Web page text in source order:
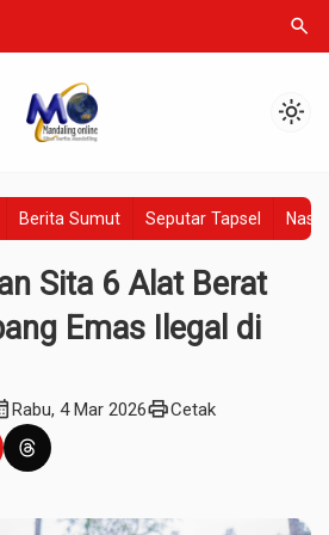
search
light_mode
Berita Sumut Seputar Tapsel
Sita 6 Alat Berat
Emas Ilegal di
Rabu, 4 Mar 2026printCetak